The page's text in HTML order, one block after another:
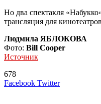
Но два спектакля
трансляция для
Людмила ЯБЛОКОВА
Фото: Bill Cooper
Источник
678
Facebook TwitterLinkedIn
Tumblr
Reddit
Вконтакте
Skype
Messenger
Messenger
WhatsApp
Telegram
Viber
Line
Поделиться
Печатать